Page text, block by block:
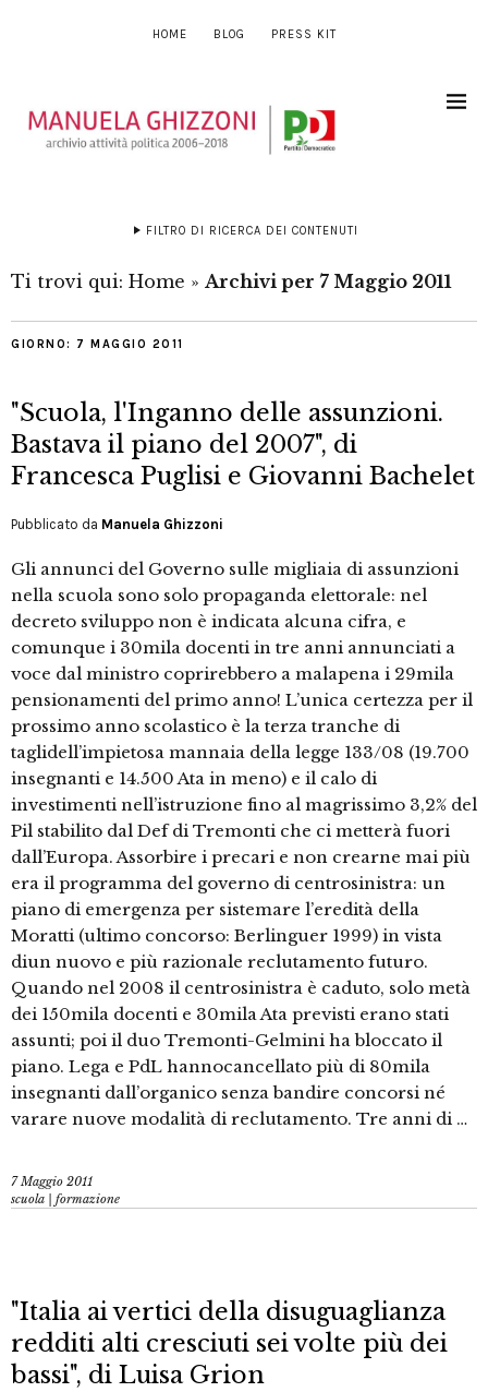
HOME BLOG PRESS KIT
FILTRO DI RICERCA DEI CONTENUTI
Ti trovi qui: Home » Archivi per 7 Maggio 2011
GIORNO: 7 MAGGIO 2011
"Scuola, l'Inganno delle assunzioni.
Bastava il piano del 2007", di
Francesca Puglisi e Giovanni Bachelet
Pubblicato da Manuela Ghizzoni
Gli annunci del Governo sulle migliaia di assunzioni
nella scuola sono solo propaganda elettorale: nel
decreto sviluppo non è indicata alcuna cifra, e
comunque i 30mila docenti in tre anni annunciati a
voce dal ministro coprirebbero a malapena i 29mila
pensionamenti del primo anno! L’unica certezza per il
prossimo anno scolastico è la terza tranche di
taglidell’impietosa mannaia della legge 133/08 (19.700
insegnanti e 14.500 Ata in meno) e il calo di
investimenti nell’istruzione fino al magrissimo 3,2% del
Pil stabilito dal Def di Tremonti che ci metterà fuori
dall’Europa. Assorbire i precari e non crearne mai più
era il programma del governo di centrosinistra: un
piano di emergenza per sistemare l’eredità della
Moratti (ultimo concorso: Berlinguer 1999) in vista
diun nuovo e più razionale reclutamento futuro.
Quando nel 2008 il centrosinistra è caduto, solo metà
dei 150mila docenti e 30mila Ata previsti erano stati
assunti; poi il duo Tremonti-Gelmini ha bloccato il
piano. Lega e PdL hannocancellato più di 80mila
insegnanti dall’organico senza bandire concorsi né
varare nuove modalità di reclutamento. Tre anni di …
7 Maggio 2011
scuola | formazione
"Italia ai vertici della disuguaglianza
redditi alti cresciuti sei volte più dei
bassi", di Luisa Grion